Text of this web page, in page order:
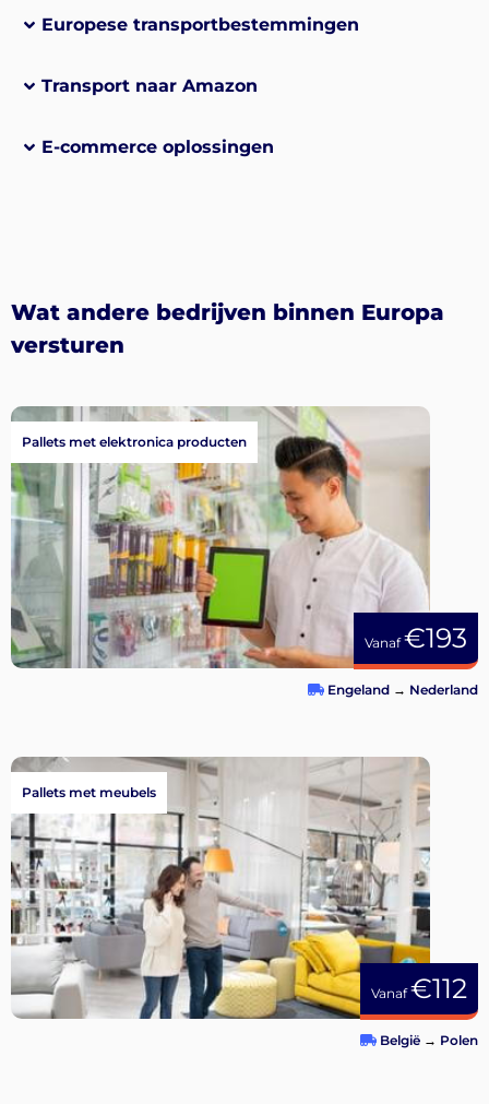
Europese transportbestemmingen
Transport naar Amazon
E-commerce oplossingen
Wat andere bedrijven binnen Europa
versturen
Vanaf€193
Pallets met elektronica producten
Engeland → Nederland
Vanaf€112
Pallets met meubels
België → Polen